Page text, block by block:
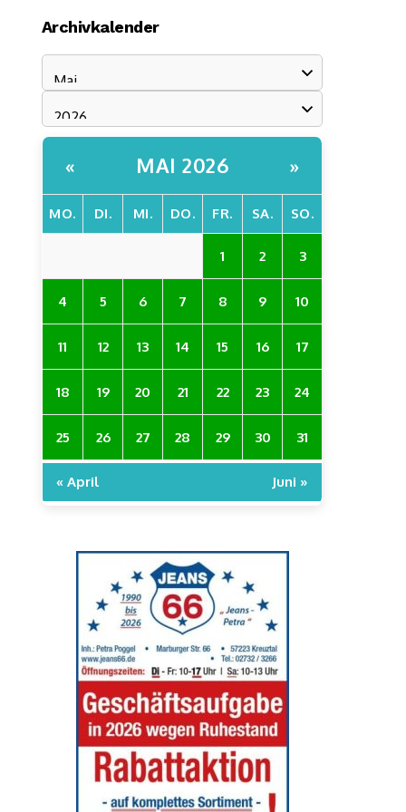
Archivkalender
« MAI 2026 »
MO. DI. MI. DO. FR. SA. SO.
1 2 3
4 5 6 7 8 9 10
11 12 13 14 15 16 17
18 19 20 21 22 23 24
25 26 27 28 29 30 31
« April Juni »